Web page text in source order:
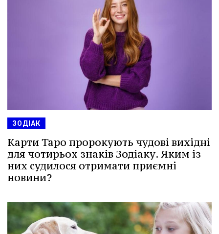
ЗОДІАК
Карти Таро пророкують чудові вихідні
для чотирьох знаків Зодіаку. Яким із
них судилося отримати приємні
новини?